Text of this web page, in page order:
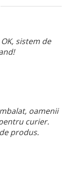
sistem de
oamenii
pentru curier.
produs.